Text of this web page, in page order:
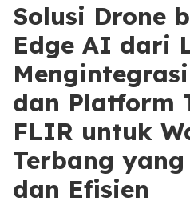
Solusi Drone
Edge AI dari
dan Platform
FLIR untuk
Terbang
dan Efisien